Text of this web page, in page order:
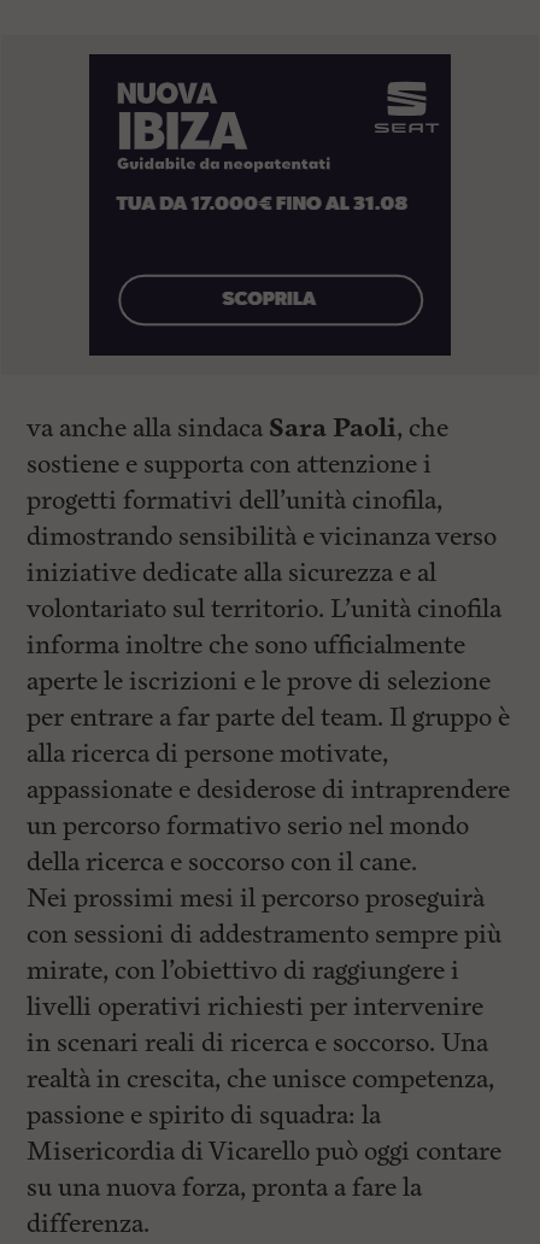
va anche alla sindaca Sara Paoli, che
sostiene e supporta con attenzione i
progetti formativi dell’unità cinofila,
dimostrando sensibilità e vicinanza verso
iniziative dedicate alla sicurezza e al
volontariato sul territorio. L’unità cinofila
informa inoltre che sono ufficialmente
aperte le iscrizioni e le prove di selezione
per entrare a far parte del team. Il gruppo è
alla ricerca di persone motivate,
appassionate e desiderose di intraprendere
un percorso formativo serio nel mondo
della ricerca e soccorso con il cane.
Nei prossimi mesi il percorso proseguirà
con sessioni di addestramento sempre più
mirate, con l’obiettivo di raggiungere i
livelli operativi richiesti per intervenire
in scenari reali di ricerca e soccorso. Una
realtà in crescita, che unisce competenza,
passione e spirito di squadra: la
Misericordia di Vicarello può oggi contare
su una nuova forza, pronta a fare la
differenza.